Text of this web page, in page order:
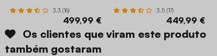
3.3 (16)
499,99 €
3.5 (17)
449,99 €
Os clientes que viram este produto
também gostaram